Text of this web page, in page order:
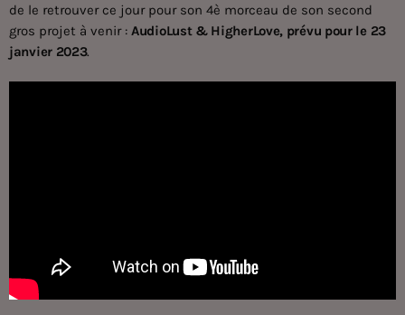
de le retrouver ce jour pour son 4è morceau de son second
gros projet à venir : AudioLust & HigherLove, prévu pour le 23
janvier 2023.